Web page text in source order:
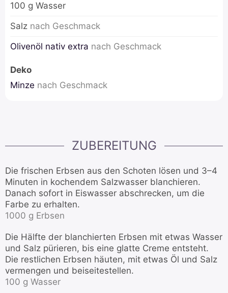
100 g Wasser
Salz nach Geschmack
Olivenöl nativ extra nach Geschmack
Deko
Minze nach Geschmack
ZUBEREITUNG
Die frischen Erbsen aus den Schoten lösen und 3–4
Minuten in kochendem Salzwasser blanchieren.
Danach sofort in Eiswasser abschrecken, um die
Farbe zu erhalten.
1000 g Erbsen
Die Hälfte der blanchierten Erbsen mit etwas Wasser
und Salz pürieren, bis eine glatte Creme entsteht.
Die restlichen Erbsen häuten, mit etwas Öl und Salz
vermengen und beiseitestellen.
100 g Wasser